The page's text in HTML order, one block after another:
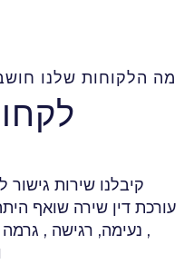
מה הלקוחות שלנו
קיבלנו שירות
עורכת דין שירה שואף
, נעימה, רגישה ,